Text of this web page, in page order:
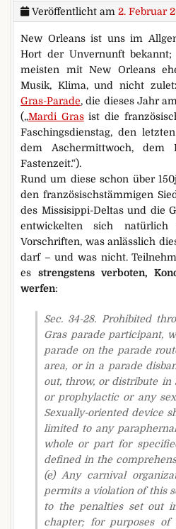
Veröffentlicht am 2. Februar
New Orleans ist uns im
Hort der Unvernunft
meisten mit New Orleans
Musik, Klima, und nicht
Gras-Parade, die dieses Jahr
(„Mardi Grasist die
Faschingsdienstag, den
dem Aschermittwoch, dem
Fastenzeit.“).
Rund um diese schon über
den französischstämmigen
des Missisippi-Deltas und die
entwickelten sich
Vorschriften, was anlässlich
darf – und was nicht.
es strengstens verboten,
werfen:
Sec. 34-28. Prohibited
Gras parade participant,
parade on the parade
area, or in a parade
out, throw, or distribute in
or prophylactic or any
Sexually-oriented device
limited to any
whole or part for
defined in the
(e) Any carnival
permits a violation of this
to the penalties set out
chapter; for purposes of